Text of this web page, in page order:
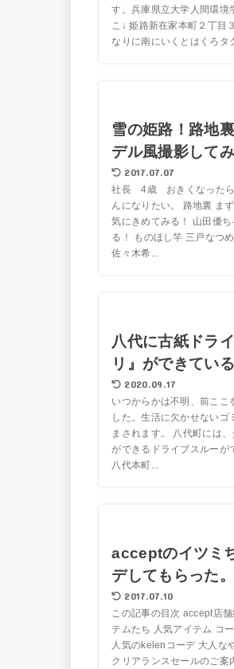
す。兵庫県立大学人間環境
こ↓ 姫路新在家本町２丁目
なりに南にいくとはくろタ
雪の姫路！路地
デル風撮影してみ
2017.07.07
社長 4歳 おきくなったら
んになりたい。 路地裏 ま
気にきめてみる！ 山田優
る！ ものほし竿 三戸なつ
佐々木希...
八代に古紙ドラ
リ』ができている
2020.09.17
いつからかは不明、前ここ
した。生活に欠かせないゴ
まされます。 八代町には
ができるドライブスルーが
八代本町...
acceptのイツミ
デしてもらった。
2017.07.10
この記事の目次 accept店
テムたち 人気アイテム コ
人気のkelenコーデ 大人な
クリアランスセールのご案